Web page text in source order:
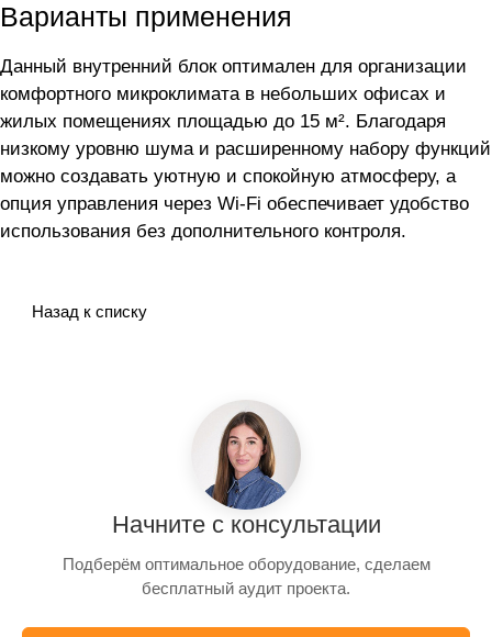
Варианты применения
Данный внутренний блок оптимален для организации
комфортного микроклимата в небольших офисах и
жилых помещениях площадью до 15 м². Благодаря
низкому уровню шума и расширенному набору функций
можно создавать уютную и спокойную атмосферу, а
опция управления через Wi-Fi обеспечивает удобство
использования без дополнительного контроля.
Назад к списку
Начните с консультации
Подберём оптимальное оборудование, сделаем
бесплатный аудит проекта.